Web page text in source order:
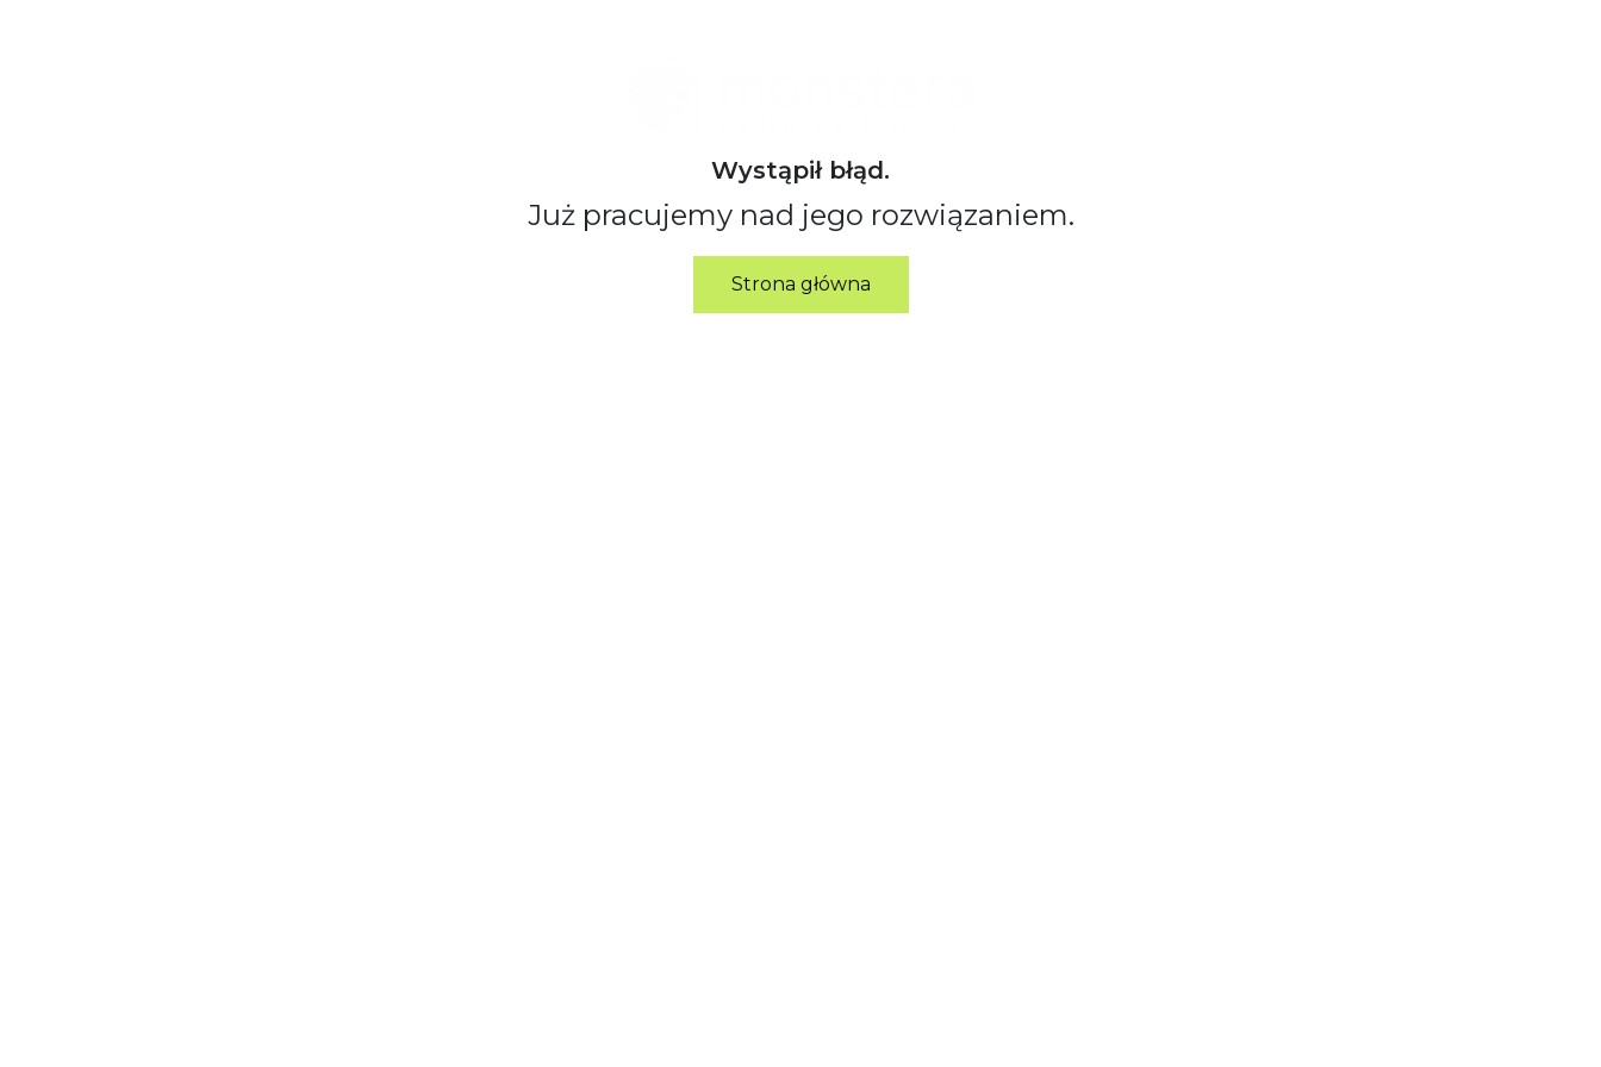
Wystąpił błąd.
Już pracujemy nad jego rozwiązaniem.
Strona główna